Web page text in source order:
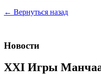
← Вернуться назад
Новости
XXI Игры